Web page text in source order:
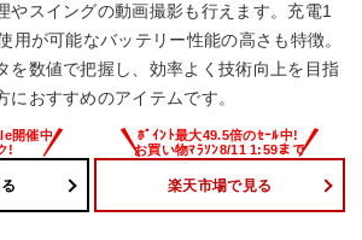
やスイングの動画撮影も行えます。充電1
用が可能なバッテリー性能の高さも特徴。
を数値で把握し、効率よく技術向上を目指
におすすめのアイテムです。
楽天市場で見る